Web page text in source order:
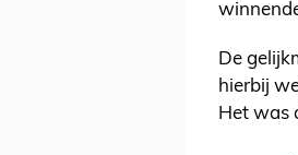
De
hierbij
Het was